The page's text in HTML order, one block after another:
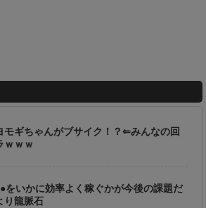
モギちゃんがブサイク！？⇐みんなの回
ｗｗｗ
をいかに効率よく稼ぐかが今後の課題だ
龍脈石